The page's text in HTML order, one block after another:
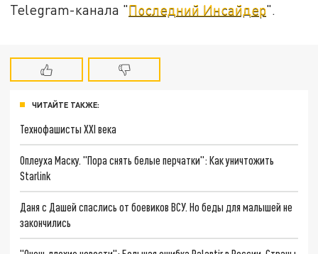
Telegram-канала "Последний Инсайдер".
ЧИТАЙТЕ ТАКЖЕ:
Технофашисты XXI века
Оплеуха Маску. "Пора снять белые перчатки": Как уничтожить
Starlink
Даня с Дашей спаслись от боевиков ВСУ. Но беды для малышей не
закончились